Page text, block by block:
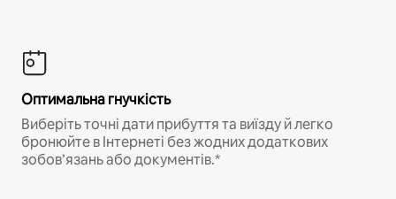
Оптимальна гнучкість
Виберіть точні дати прибуття та виїзду й легко
бронюйте в Інтернеті без жодних додаткових
зобов’язань або документів.*